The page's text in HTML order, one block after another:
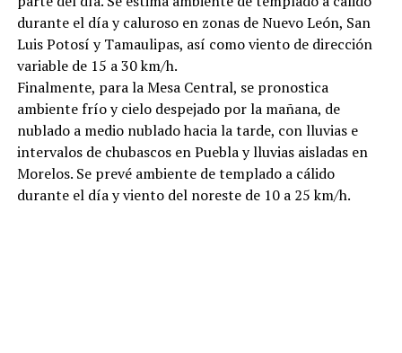
durante el día y caluroso en zonas de Nuevo León, San
Luis Potosí y Tamaulipas, así como viento de dirección
variable de 15 a 30 km/h.
Finalmente, para la Mesa Central, se pronostica
ambiente frío y cielo despejado por la mañana, de
nublado a medio nublado hacia la tarde, con lluvias e
intervalos de chubascos en Puebla y lluvias aisladas en
Morelos. Se prevé ambiente de templado a cálido
durante el día y viento del noreste de 10 a 25 km/h.